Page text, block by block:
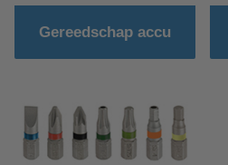
Gereedschap accu